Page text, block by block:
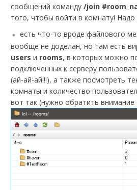
сообщений команду/join
того, чтобы войти в комнату! Надо
есть что-то вроде файлового
вообще не доделан, но там есть
users и rooms, в которых можно
подключенных к серверу
(ай-ай-ай!!!), а также посмотреть
комнаты и количество
вот так (нужно обратить внимание